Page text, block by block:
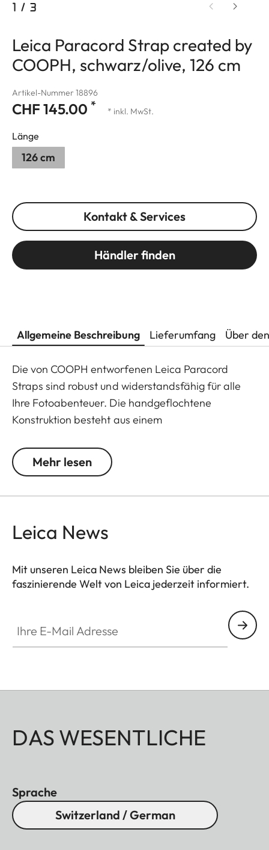
1 / 3
Leica Paracord Strap created by
COOPH, schwarz/olive, 126 cm
Artikel-Nummer 18896
CHF 145.00 * * inkl. MwSt.
Länge
126 cm
Kontakt & Services
Händler finden
Allgemeine Beschreibung Lieferumfang Über
Die von COOPH entworfenen Leica Paracord
Straps sind robust und widerstandsfähig für alle
Ihre Fotoabenteuer. Die handgeflochtene
Konstruktion besteht aus einem
es Ihnen, Ihre Kamera bequem zu tragen
Mehr lesen
Leica News
Mit unseren Leica News bleiben Sie über die
faszinierende Welt von Leica jederzeit informiert.
DAS WESENTLICHE
Sprache
Switzerland / German